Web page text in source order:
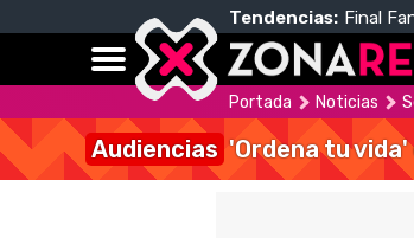
Tendencias: Final
Portada Noticias
Audiencias 'Ordena tu vida'